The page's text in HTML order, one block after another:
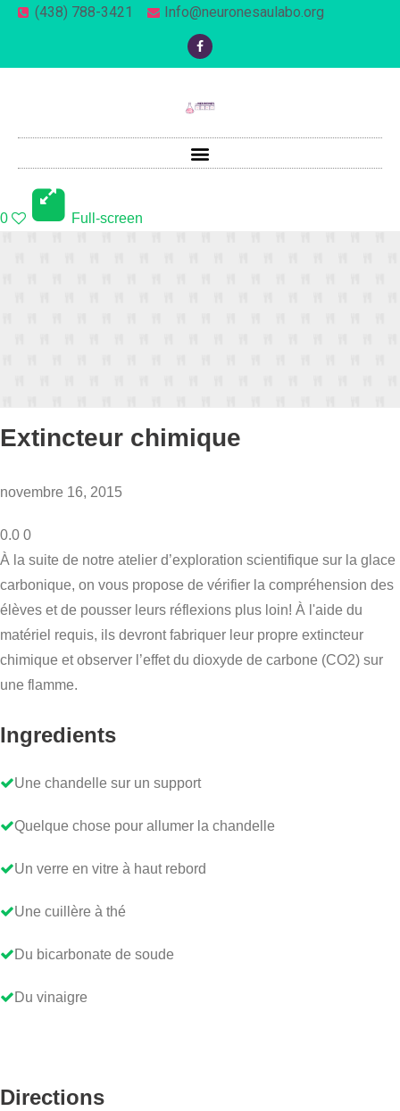
(438) 788-3421 Info@neuronesaulabo.org
0 Full-screen
Extincteur chimique
novembre 16, 2015
0.0 0
À la suite de notre atelier d’exploration scientifique sur la glace
carbonique, on vous propose de vérifier la compréhension des
élèves et de pousser leurs réflexions plus loin! À l'aide du
matériel requis, ils devront fabriquer leur propre extincteur
chimique et observer l’effet du dioxyde de carbone (CO2) sur
une flamme.
Ingredients
Une chandelle sur un support
Quelque chose pour allumer la chandelle
Un verre en vitre à haut rebord
Une cuillère à thé
Du bicarbonate de soude
Du vinaigre
Directions